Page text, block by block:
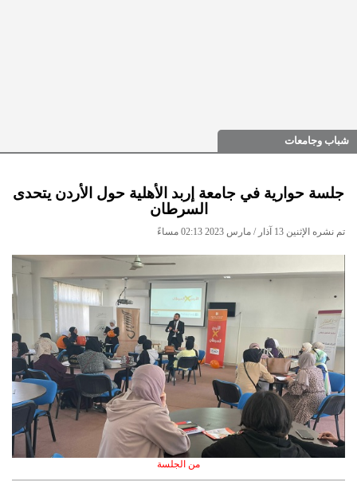
شباب وجامعات
جلسة حوارية في جامعة إربد الأهلية حول الأردن يتحدى
السرطان
تم نشره الإثنين 13 آذار / مارس 2023 02:13 مساءً
من الجلسة